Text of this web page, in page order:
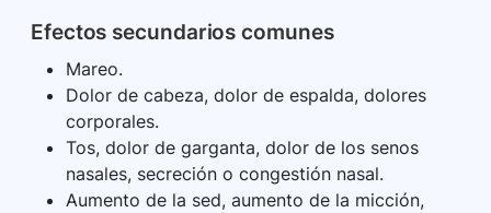
Efectos secundarios comunes
Mareo.
Dolor de cabeza, dolor de espalda, dolores
corporales.
Tos, dolor de garganta, dolor de los senos
nasales, secreción o congestión nasal.
Aumento de la sed, aumento de la micción,